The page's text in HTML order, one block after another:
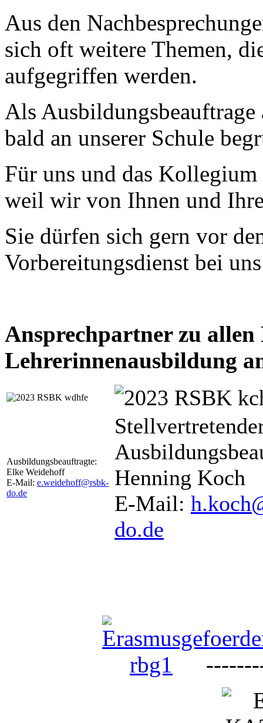
Aus den
sich oft weitere Themen,
aufgegriffen werden.
Als
bald an unserer Schule
Für uns und das
weil wir von Ihnen und
Sie dürfen sich gern vor
Vorbereitungsdienst bei
Ansprechpartner zu
Lehrerinnenausbildung
Ausbildungsbeauftragte:
Elke Weidehoff
E-Mail: e.weidehoff@rsbk-
do.de
Henning Koch
E-Mail:
do.de